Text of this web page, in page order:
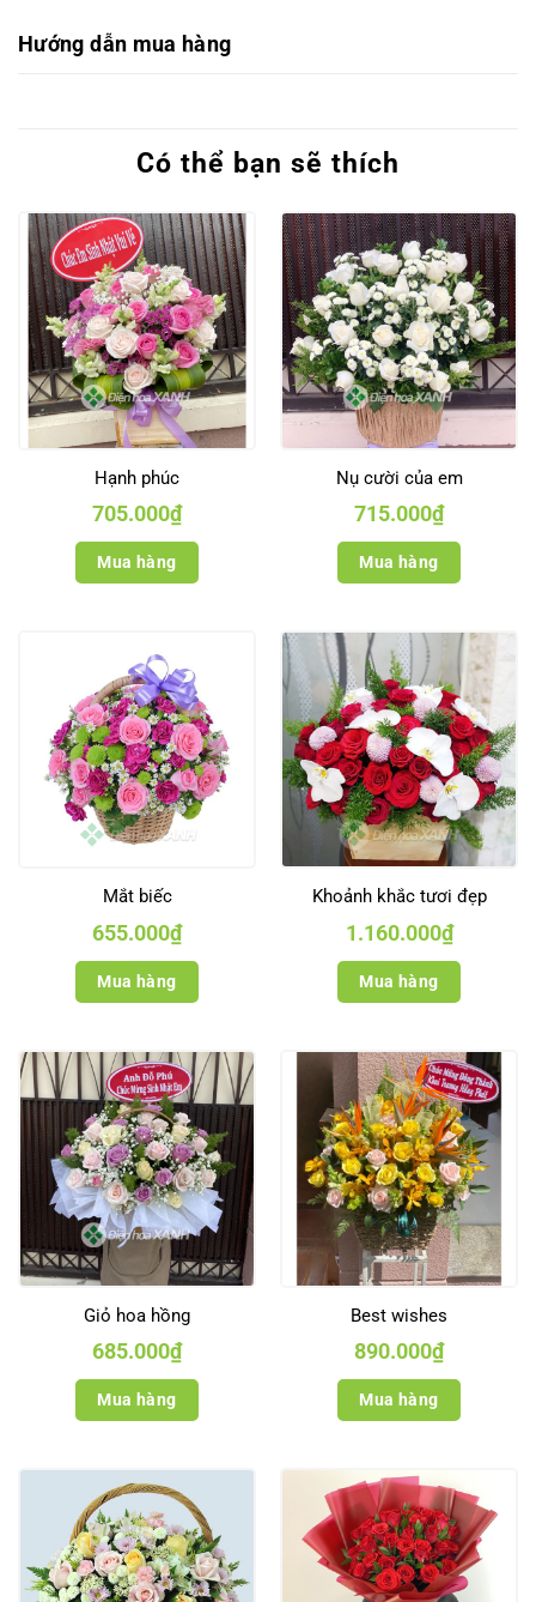
Hướng dẫn mua hàng
Có thể bạn sẽ thích
Hạnh phúc
705.000₫
Mua hàng
Nụ cười của em
715.000₫
Mua hàng
Mắt biếc
655.000₫
Mua hàng
Khoảnh khắc tươi đẹp
1.160.000₫
Mua hàng
Giỏ hoa hồng
685.000₫
Mua hàng
Best wishes
890.000₫
Mua hàng